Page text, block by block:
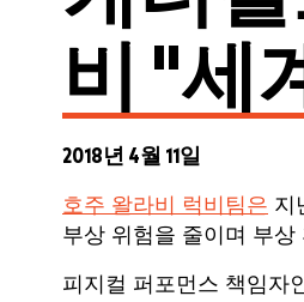
비 "세
2018년 4월 11일
호주 왈라비 럭비팀은 지
부상 위험을 줄이며 부
피지컬 퍼포먼스 책임자